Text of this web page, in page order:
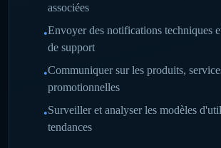
associées
•Envoyer des notifications techniques
de support
•Communiquer sur les produits,
promotionnelles
•Surveiller et analyser les modèles
tendances